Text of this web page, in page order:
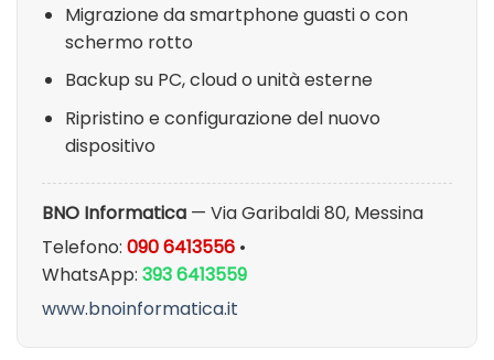
Migrazione da smartphone guasti o con
schermo rotto
Backup su PC, cloud o unità esterne
Ripristino e configurazione del nuovo
dispositivo
BNO Informatica — Via Garibaldi 80, Messina
Telefono: 090 6413556 •
WhatsApp: 393 6413559
www.bnoinformatica.it